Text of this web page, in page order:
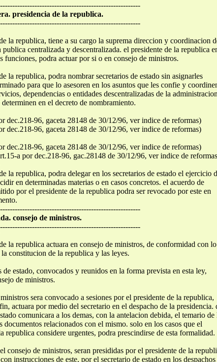
presidencia de la republica.
la republica, tiene a su cargo la suprema direccion y coordinacion
centralizada y descentralizada. el presidente de la republica
funciones, podra actuar por si o en consejo de ministros.
la republica, podra nombrar secretarios de estado sin asignarles
para que lo asesoren en los asuntos que les confie y
dependencias o entidades descentralizadas de la administracion
en el decreto de nombramiento.
dec.218-96, gaceta 28148 de 30/12/96, ver indice de reformas)
dec.218-96, gaceta 28148 de 30/12/96, ver indice de reformas)
dec.218-96, gaceta 28148 de 30/12/96, ver indice de reformas)
a por dec.218-96, gac.28148 de 30/12/96, ver indice de
la republica, podra delegar en los secretarios de estado el ejercicio
en determinadas materias o en casos concretos. el acuerdo de
por el presidente de la republica podra ser revocado por este en
consejo de ministros.
la republica actuara en consejo de ministros, de conformidad con lo
constitucion de la republica y las leyes.
de estado, convocados y reunidos en la forma prevista en esta ley,
de ministros.
sera convocado a sesiones por el presidente de la republica,
actuara por medio del secretario en el despacho de la presidencia.
comunicara a los demas, con la antelacion debida, el temario de
documentos relacionados con el mismo. solo en los casos que el
republica considere urgentes, podra prescindirse de esta formalidad.
consejo de ministros, seran presididas por el presidente de la
instrucciones de este, por el secretario de estado en los despachos